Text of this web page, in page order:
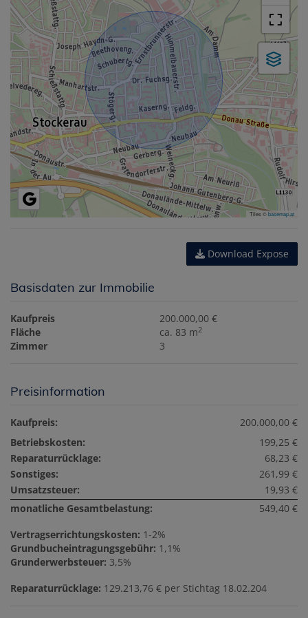
Tiles ©basemap.at
Download Expose
Basisdaten zur Immobilie
Kaufpreis
200.000,00 €
Fläche
ca. 83 m2
Zimmer 3
Preisinformation
Kaufpreis:
200.000,00 €
Betriebskosten:
199,25 €
Reparaturrücklage:
68,23 €
Sonstiges:
261,99 €
Umsatzsteuer:
19,93 €
monatliche Gesamtbelastung:
549,40 €
Vertragserrichtungskosten: 1-2%
Grundbucheintragungsgebühr: 1,1%
Grunderwerbsteuer: 3,5%
Reparaturrücklage: 129.213,76 € per Stichtag 18.02.204